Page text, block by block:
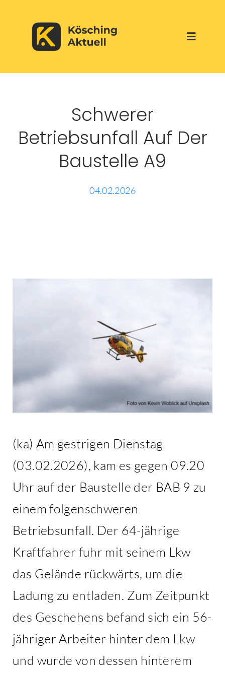
content
Toggle
Über uns
Schwerer
Betriebsunfall Auf Der
Baustelle A9
04.02.2026
(ka) Am gestrigen Dienstag
(03.02.2026), kam es gegen 09.20
Uhr auf der Baustelle der BAB 9 zu
einem folgenschweren
Betriebsunfall. Der 64-jährige
Kraftfahrer fuhr mit seinem Lkw
das Gelände rückwärts, um die
Ladung zu entladen. Zum Zeitpunkt
des Geschehens befand sich ein 56-
jähriger Arbeiter hinter dem Lkw
und wurde von dessen hinterem